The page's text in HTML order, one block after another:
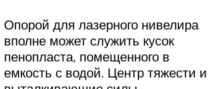
Опорой для лазерного нивелира
вполне может служить кусок
пенопласта, помещенного в
емкость с водой. Центр тяжести и